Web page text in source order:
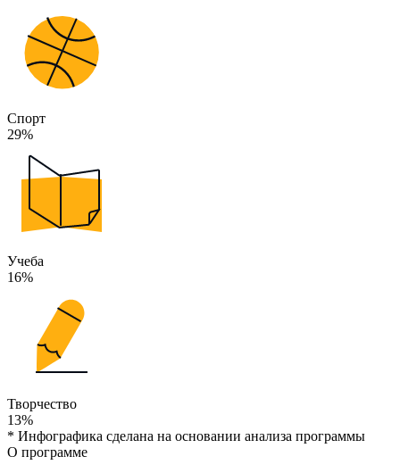
Спорт
29%
Учеба
16%
Творчество
13%
* Инфографика сделана на основании анализа программы
О программе